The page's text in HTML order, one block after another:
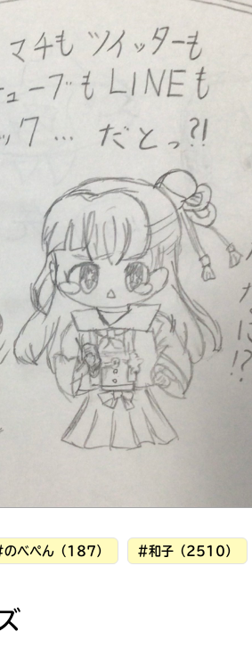
べぺん（187） #和子（2510）